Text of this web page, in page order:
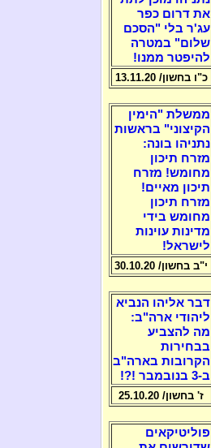
את דרום כפר
עג'ר בלי "הסכם
שלום" במטרה
להיפטר ממנו!
כ"ו בחשון/ 13.11.20
ממשלת "הימין
הקיצוני" בראשות
נתניהו בונה:
מזרח תיכון
מחומש! מזרח
תיכון מאיים!
מזרח תיכון
מחומש בידי
מדינות עוינות
לישראל!
י"ב בחשון/ 30.10.20
דבר אליהו הנביא
ליהודי ארה"ב:
מה להצביע
בבחירות
הקרובות בארה"ב
ב-3 בנובמבר !?!
ז' בחשון/ 25.10.20
פוליטיקאים